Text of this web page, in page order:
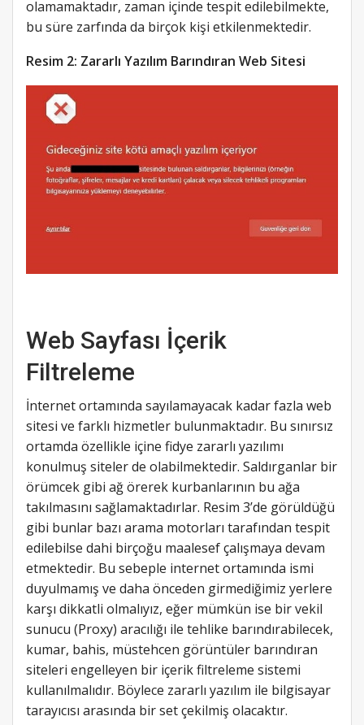
olamamaktadır, zaman içinde tespit edilebilmekte,
bu süre zarfında da birçok kişi etkilenmektedir.
Resim 2: Zararlı Yazılım Barındıran Web Sitesi
Web Sayfası İçerik
Filtreleme
İnternet ortamında sayılamayacak kadar fazla web
sitesi ve farklı hizmetler bulunmaktadır. Bu sınırsız
ortamda özellikle içine fidye zararlı yazılımı
konulmuş siteler de olabilmektedir. Saldırganlar bir
örümcek gibi ağ örerek kurbanlarının bu ağa
takılmasını sağlamaktadırlar. Resim 3’de görüldüğü
gibi bunlar bazı arama motorları tarafından tespit
edilebilse dahi birçoğu maalesef çalışmaya devam
etmektedir. Bu sebeple internet ortamında ismi
duyulmamış ve daha önceden girmediğimiz yerlere
karşı dikkatli olmalıyız, eğer mümkün ise bir vekil
sunucu (Proxy) aracılığı ile tehlike barındırabilecek,
kumar, bahis, müstehcen görüntüler barındıran
siteleri engelleyen bir içerik filtreleme sistemi
kullanılmalıdır. Böylece zararlı yazılım ile bilgisayar
tarayıcısı arasında bir set çekilmiş olacaktır.